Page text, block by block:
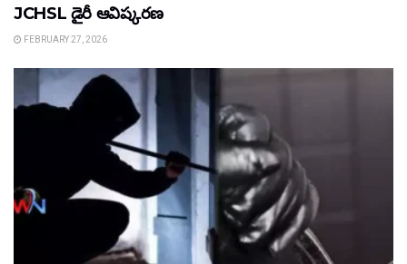
JCHSL డైరీ ఆవిష్కరణ
FEBRUARY 27, 2026